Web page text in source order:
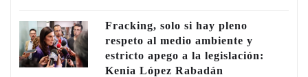
Fracking, solo si hay pleno
respeto al medio ambiente y
estricto apego a la legislación:
Kenia López Rabadán